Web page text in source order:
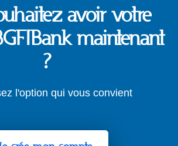
avoir votre
maintenant
?
l'option qui vous convient